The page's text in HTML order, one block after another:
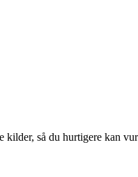
så du hurtigere kan